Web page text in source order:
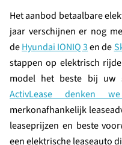
Het aanbod betaalbare
jaar verschijnen er nog
deHyundai IONIQ 3en de
stappen op elektrisch
model het beste bij uw
ActivLease denken
merkonafhankelijk
leaseprijzen en beste
een elektrische leaseauto